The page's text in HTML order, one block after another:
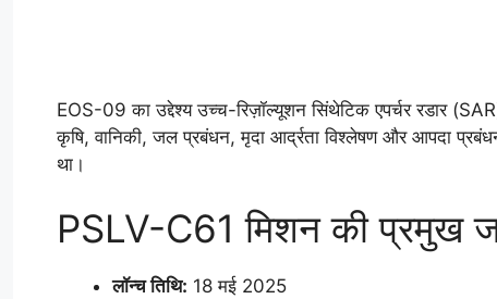
EOS-09 का उद्देश्य उच्च-रिज़ॉल्यूशन सिंथेटिक एपर्चर रडार
कृषि, वानिकी, जल प्रबंधन, मृदा आर्द्रता विश्लेषण और आपदा
था।
PSLV-C61 मिशन की प्रमुख
लॉन्च तिथि: 18 मई 2025